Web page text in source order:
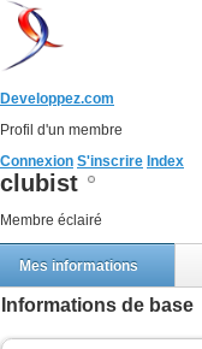
Developpez.com
Profil d'un membre
Connexion S'inscrire Index
clubist
Membre éclairé
Mes informations
Informations de base